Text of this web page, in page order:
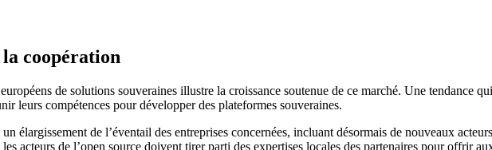
coopération
de solutions souveraines illustre la croissance soutenue de ce marché. Une tendance
leurs compétences pour développer des plateformes souveraines.
élargissement de l’éventail des entreprises concernées, incluant désormais de nouveaux
acteurs de l’open source doivent tirer parti des expertises locales des partenaires pour offrir